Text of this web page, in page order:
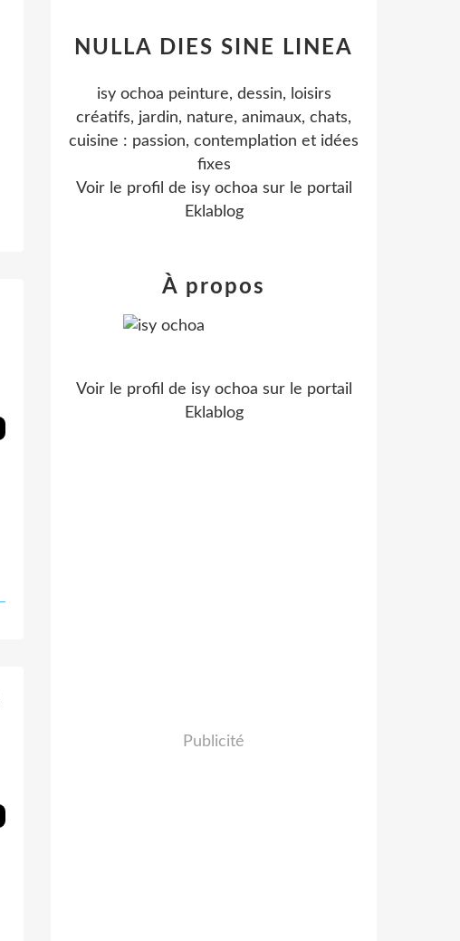
NULLA DIES SINE LINEA
isy ochoa peinture, dessin, loisirs
créatifs, jardin, nature, animaux, chats,
cuisine : passion, contemplation et idées
fixes
Voir le profil de isy ochoa sur le portail
Eklablog
À propos
Voir le profil de isy ochoa sur le portail
Eklablog
Publicité